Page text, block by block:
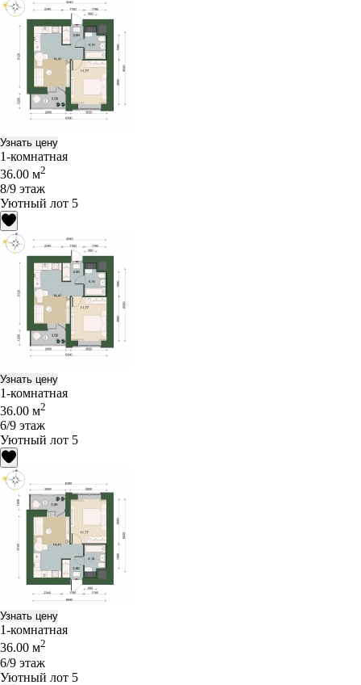
Узнать цену
1-комнатная
36.00 м2
8/9 этаж
Уютный лот 5
Узнать цену
1-комнатная
36.00 м2
6/9 этаж
Уютный лот 5
Узнать цену
1-комнатная
36.00 м2
6/9 этаж
Уютный лот 5